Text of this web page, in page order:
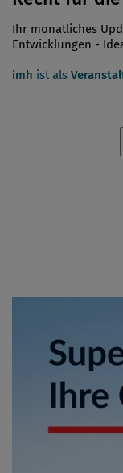
Ihr monatliches
Entwicklungen -
imh ist als